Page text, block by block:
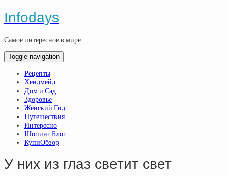
Infodays
Самое интересное в мире
Toggle navigation
Рецепты
Хендмейд
Дом и Сад
Здоровье
Женский Гид
Путешествия
Интересно
Шопинг Блог
КупиОбзор
У них из глаз светит свет